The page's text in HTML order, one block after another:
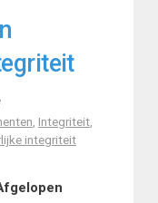
Integriteit,
integriteit